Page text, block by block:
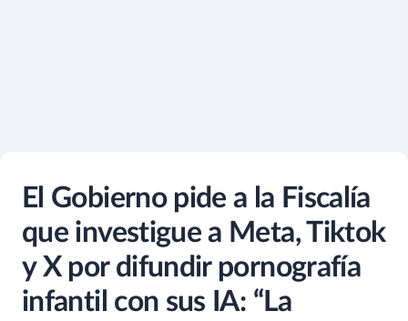
El Gobierno pide a la Fiscalía
que investigue a Meta, Tiktok
y X por difundir pornografía
infantil con sus IA: “La